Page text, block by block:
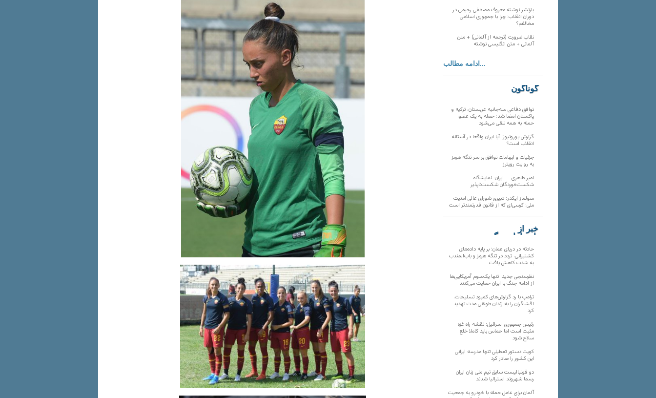
بازنشر نوشته معروف مصطفی رحیمی در
دوران انقلاب: چرا با جمهوری اسلامی
مخالفم؟
نقاب ضرورت (ترجمه از آلمانی) + متن
آلمانی + متن انگلیسی نوشته
ادامه مطالب...
گوناگون
توافق دفاعی سه‌جانبه عربستان، ترکیه و
پاکستان امضا شد؛ حمله به یک عضو،
حمله به همه تلقی می‌شود
گزارش یورونیوز؛ آیا ایران واقعا در آستانه
انقلاب است؟
جزئیات و ابهامات توافق بر سر تنگه هرمز
به روایت رویترز
امیر طاهری – ایران: نمایشگاه
شکست‌خوردگان شکست‌ناپذیر
سولماز ایکدر: دبیری شورای عالی امنیت
ملی؛ کرسی‌ای که از قانون قدرتمندتر است
خبر از
تارنماهای دیگر
حادثه در دریای عمان؛ بر پایه داده‌های
کشتیرانی، تردد در تنگه هرمز و باب‌المندب
به شدت کاهش یافت
نظرسنجی جدید: تنها یک‌سوم آمریکایی‌ها
از ادامه جنگ با ایران حمایت می‌کنند
ترامپ با رد گزارش‌های کمبود تسلیحات،
افشاگران را به زندان طولانی مدت تهدید
کرد
رئیس‌ جمهوری اسرائیل: نقشه راه غزه
مثبت است اما حماس باید کاملا خلع
سلاح شود
کویت دستور تعطیلی تنها مدرسه ایرانی
این کشور را صادر کرد
دو فوتبالیست سابق تیم ملی زنان ایران
رسما شهروند استرالیا شدند
آلمان برای عامل حمله با خودرو به جمعیت